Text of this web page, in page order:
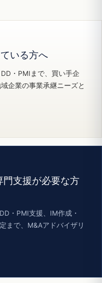
いる方へ
・PMIまで、買い手企
企業の事業承継ニーズと
支援が必要な方
・PMI支援、IM作成・
まで、M&Aアドバイザリ